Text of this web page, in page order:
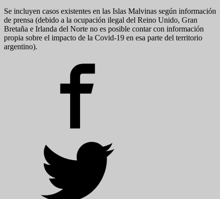
Se incluyen casos existentes en las Islas Malvinas según información
de prensa (debido a la ocupación ilegal del Reino Unido, Gran
Bretaña e Irlanda del Norte no es posible contar con información
propia sobre el impacto de la Covid-19 en esa parte del territorio
argentino).